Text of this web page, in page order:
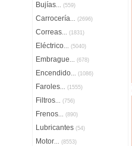
Bujías... (559)
Carrocería... (2696)
Correas... (1831)
Eléctrico... (5040)
Embrague... (678)
Encendido... (1086)
Faroles... (1555)
Filtros... (756)
Frenos... (890)
Lubricantes (54)
Motor... (8553)